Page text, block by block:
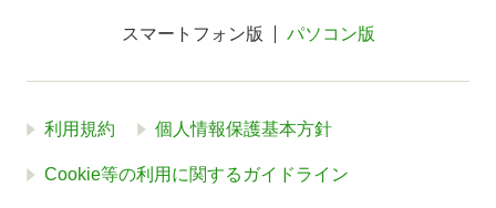
スマートフォン版 パソコン版
利用規約 個人情報保護基本方針
Cookie等の利用に関するガイドライン